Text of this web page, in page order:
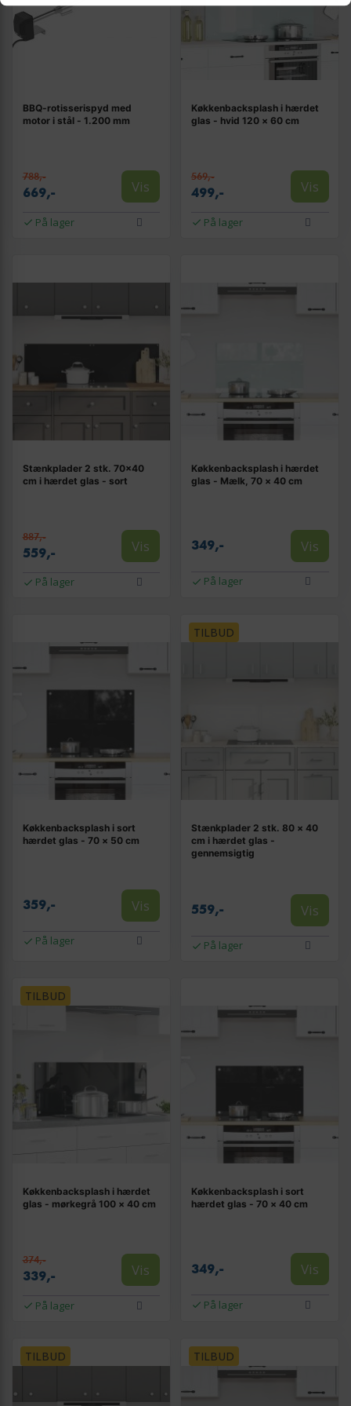
BBQ-rotisserispyd med
motor i stål - 1.200 mm
788,-
669,- Vis
På lager
Køkkenbacksplash i hærdet
glas - hvid 120 × 60 cm
569,-
499,- Vis
På lager
Stænkplader 2 stk. 70×40
cm i hærdet glas - sort
887,-
559,- Vis
På lager
Køkkenbacksplash i hærdet
glas - Mælk, 70 × 40 cm
349,- Vis
På lager
Køkkenbacksplash i sort
hærdet glas - 70 × 50 cm
359,- Vis
På lager
TILBUD
Stænkplader 2 stk. 80 × 40
cm i hærdet glas -
gennemsigtig
559,- Vis
På lager
TILBUD
Køkkenbacksplash i hærdet
glas - mørkegrå 100 × 40 cm
374,-
339,- Vis
På lager
Køkkenbacksplash i sort
hærdet glas - 70 × 40 cm
349,- Vis
På lager
TILBUD TILBUD